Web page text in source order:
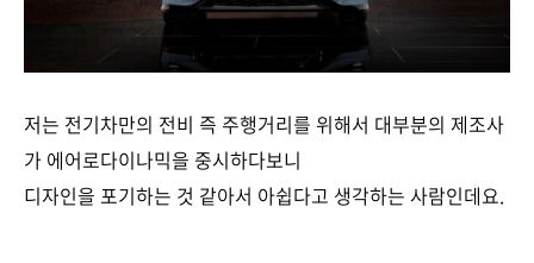
저는 전기차만의 전비 즉 주행거리를 위해서 대부분의 제조사
가 에어로다이나믹을 중시하다보니
디자인을 포기하는 것 같아서 아쉽다고 생각하는 사람인데요.